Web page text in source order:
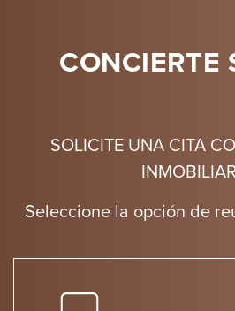
CONCIERTE
SOLICITE UNA CITA
Seleccione la opción de